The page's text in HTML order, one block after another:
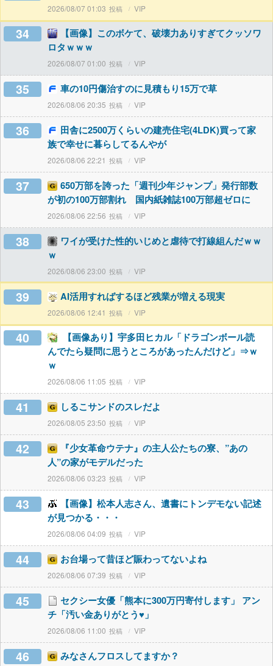
2026/08/07 01:03 VIP
34
【画像】このボケて、破壊力ありすぎてクッソワ
ロタｗｗｗ
2026/08/07 01:00 VIP
35 車の10円傷治すのに見積もり15万で草
2026/08/06 20:35 VIP
36
田舎に2500万くらいの建売住宅(4LDK)買って家
族で幸せに暮らしてるんやが
2026/08/06 22:21 VIP
37
650万部を誇った「週刊少年ジャンプ」発行部数
が初の100万部割れ 国内紙雑誌100万部超ゼロに
2026/08/06 22:56 VIP
38
ワイが受けた性的いじめと虐待で打線組んだｗｗ
ｗ
2026/08/06 23:00 VIP
39 AI活用すればするほど残業が増える現実
2026/08/06 12:41 VIP
40
【画像あり】宇多田ヒカル「ドラゴンボール読
んでたら疑問に思うところがあったんだけど」⇒ｗ
ｗ
2026/08/06 11:05 VIP
41 しるこサンドのスレだよ
2026/08/05 23:50 VIP
42
『少女革命ウテナ』の主人公たちの寮、”あの
人”の家がモデルだった
2026/08/06 03:23 VIP
43
【画像】松本人志さん、遺書にトンデモない記述
が見つかる・・・
2026/08/06 04:09 VIP
44 お台場って昔ほど賑わってないよね
2026/08/06 07:39 VIP
45
セクシー女優「熊本に300万円寄付します」 アン
チ「汚い金ありがとう♥」
2026/08/06 11:00 VIP
46 みなさんフロスしてますか？